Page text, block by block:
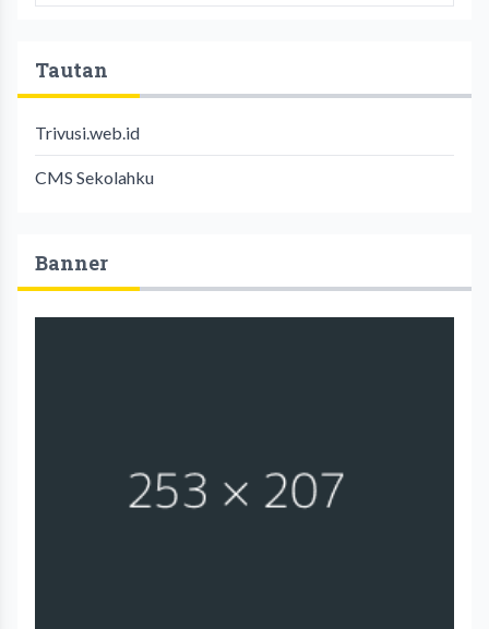
Tautan
Trivusi.web.id
CMS Sekolahku
Banner